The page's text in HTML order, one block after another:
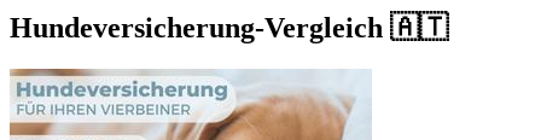
Hundeversicherung-Vergleich 🇦🇹